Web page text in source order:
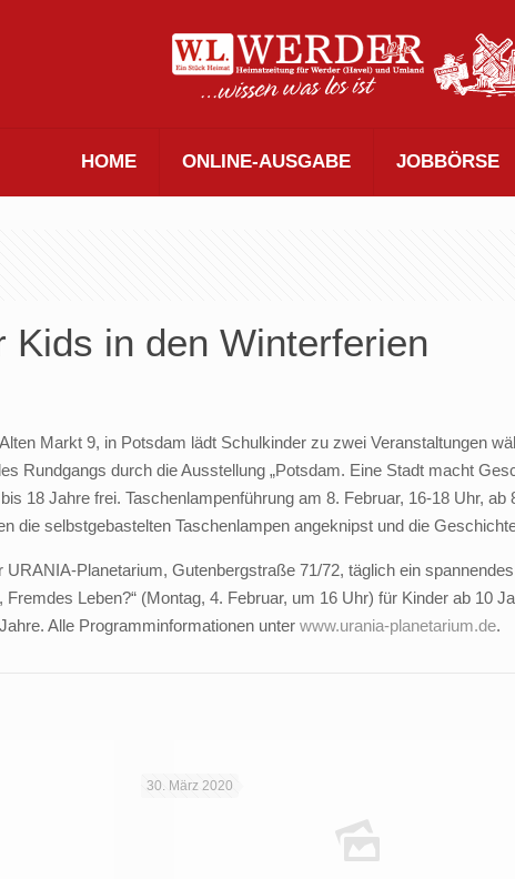
HOME ONLINE-AUSGABE JOBBÖRSE
Kids in den Winterferien
Markt 9, in Potsdam lädt Schulkinder zu zwei Veranstaltungen
Rundgangs durch die Ausstellung „Potsdam. Eine Stadt macht
18 Jahre frei. Taschenlampenführung am 8. Februar, 16-18 Uhr,
die selbstgebastelten Taschenlampen angeknipst und die
Planetarium, Gutenbergstraße 71/72, täglich ein
Leben?“ (Montag, 4. Februar, um 16 Uhr) für Kinder ab 10
Alle Programminformationen unterwww.urania-planetarium.de.
30. März 2020